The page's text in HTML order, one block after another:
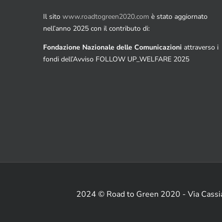
Il sito www.roadtogreen2020.com è stato aggiornato
nell’anno 2025 con il contributo di:
Fondazione Nazionale delle Comunicazioni attraverso i
fondi dell’Avviso FOLLOW UP_WELFARE 2025
2024 © Road to Green 2020 - Via